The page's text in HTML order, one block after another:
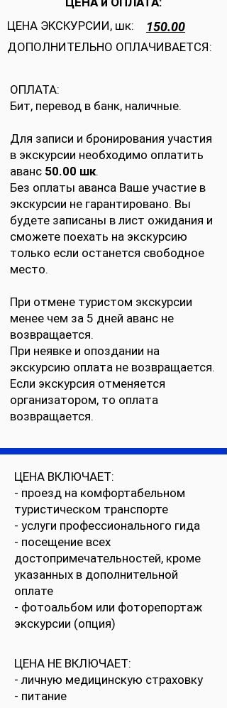
ЦЕНА ЭКСКУРСИИ, шк:
150.00
ДОПОЛНИТЕЛЬНО ОПЛАЧИВАЕТСЯ:
ОПЛАТА:
Бит, перевод в банк, наличные.
Для записи и бронирования участия
в экскурсии необходимо оплатить
аванс 50.00 шк.
Без оплаты аванса Ваше участие в
экскурсии не гарантировано. Вы
будете записаны в лист ожидания и
сможете поехать на экскурсию
только если останется свободное
место.
При отмене туристом экскурсии
менее чем за 5 дней аванс не
возвращается.
При неявке и опоздании на
экскурсию оплата не возвращается.
Если экскурсия отменяется
организатором, то оплата
возвращается.
ЦЕНА ВКЛЮЧАЕТ:
- проезд на комфортабельном
туристическом транспорте
- услуги профессионального гида
- посещение всех
достопримечательностей, кроме
указанных в дополнительной
оплате
- фотоальбом или фоторепортаж
экскурсии (опция)
ЦЕНА НЕ ВКЛЮЧАЕТ:
- личную медицинскую страховку
- питание